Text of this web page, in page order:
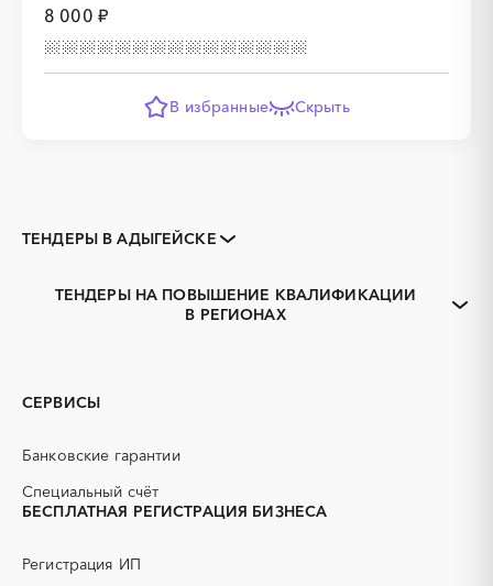
8 000 ₽
В избранные Скрыть
ТЕНДЕРЫ В АДЫГЕЙСКЕ
Тендеры заводов
1С
PR
ГНБ
ГРП (гидравлический
ГСМ
ТЕНДЕРЫ НА ПОВЫШЕНИЕ КВАЛИФИКАЦИИ
В РЕГИОНАХ
СЕРВИСЫ
Банковские гарантии
Специальный счёт
БЕСПЛАТНАЯ РЕГИСТРАЦИЯ БИЗНЕСА
Регистрация ИП